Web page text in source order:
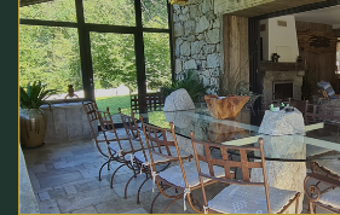
Séjour et Véranda